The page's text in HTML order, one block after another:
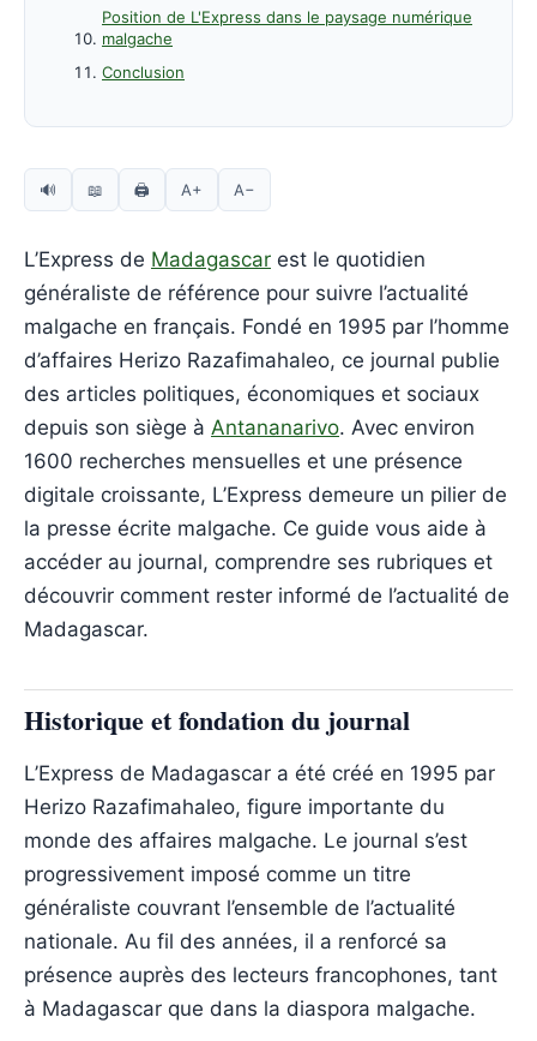
Position de L'Express dans le paysage numérique
malgache
Conclusion
🔊 📖 🖨 A+ A−
L’Express de Madagascar est le quotidien
généraliste de référence pour suivre l’actualité
malgache en français. Fondé en 1995 par l’homme
d’affaires Herizo Razafimahaleo, ce journal publie
des articles politiques, économiques et sociaux
depuis son siège à Antananarivo. Avec environ
1600 recherches mensuelles et une présence
digitale croissante, L’Express demeure un pilier de
la presse écrite malgache. Ce guide vous aide à
accéder au journal, comprendre ses rubriques et
découvrir comment rester informé de l’actualité de
Madagascar.
Historique et fondation du journal
L’Express de Madagascar a été créé en 1995 par
Herizo Razafimahaleo, figure importante du
monde des affaires malgache. Le journal s’est
progressivement imposé comme un titre
généraliste couvrant l’ensemble de l’actualité
nationale. Au fil des années, il a renforcé sa
présence auprès des lecteurs francophones, tant
à Madagascar que dans la diaspora malgache.